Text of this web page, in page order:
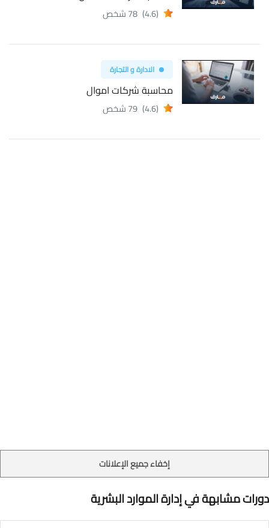
(4.6) 78 شخص
الادارة و التجارة
محاسبة شركات اموال
(4.6) 79 شخص
إخفاء جميع الإعلانات
دورات مشابهة في إدارة الموارد البشرية